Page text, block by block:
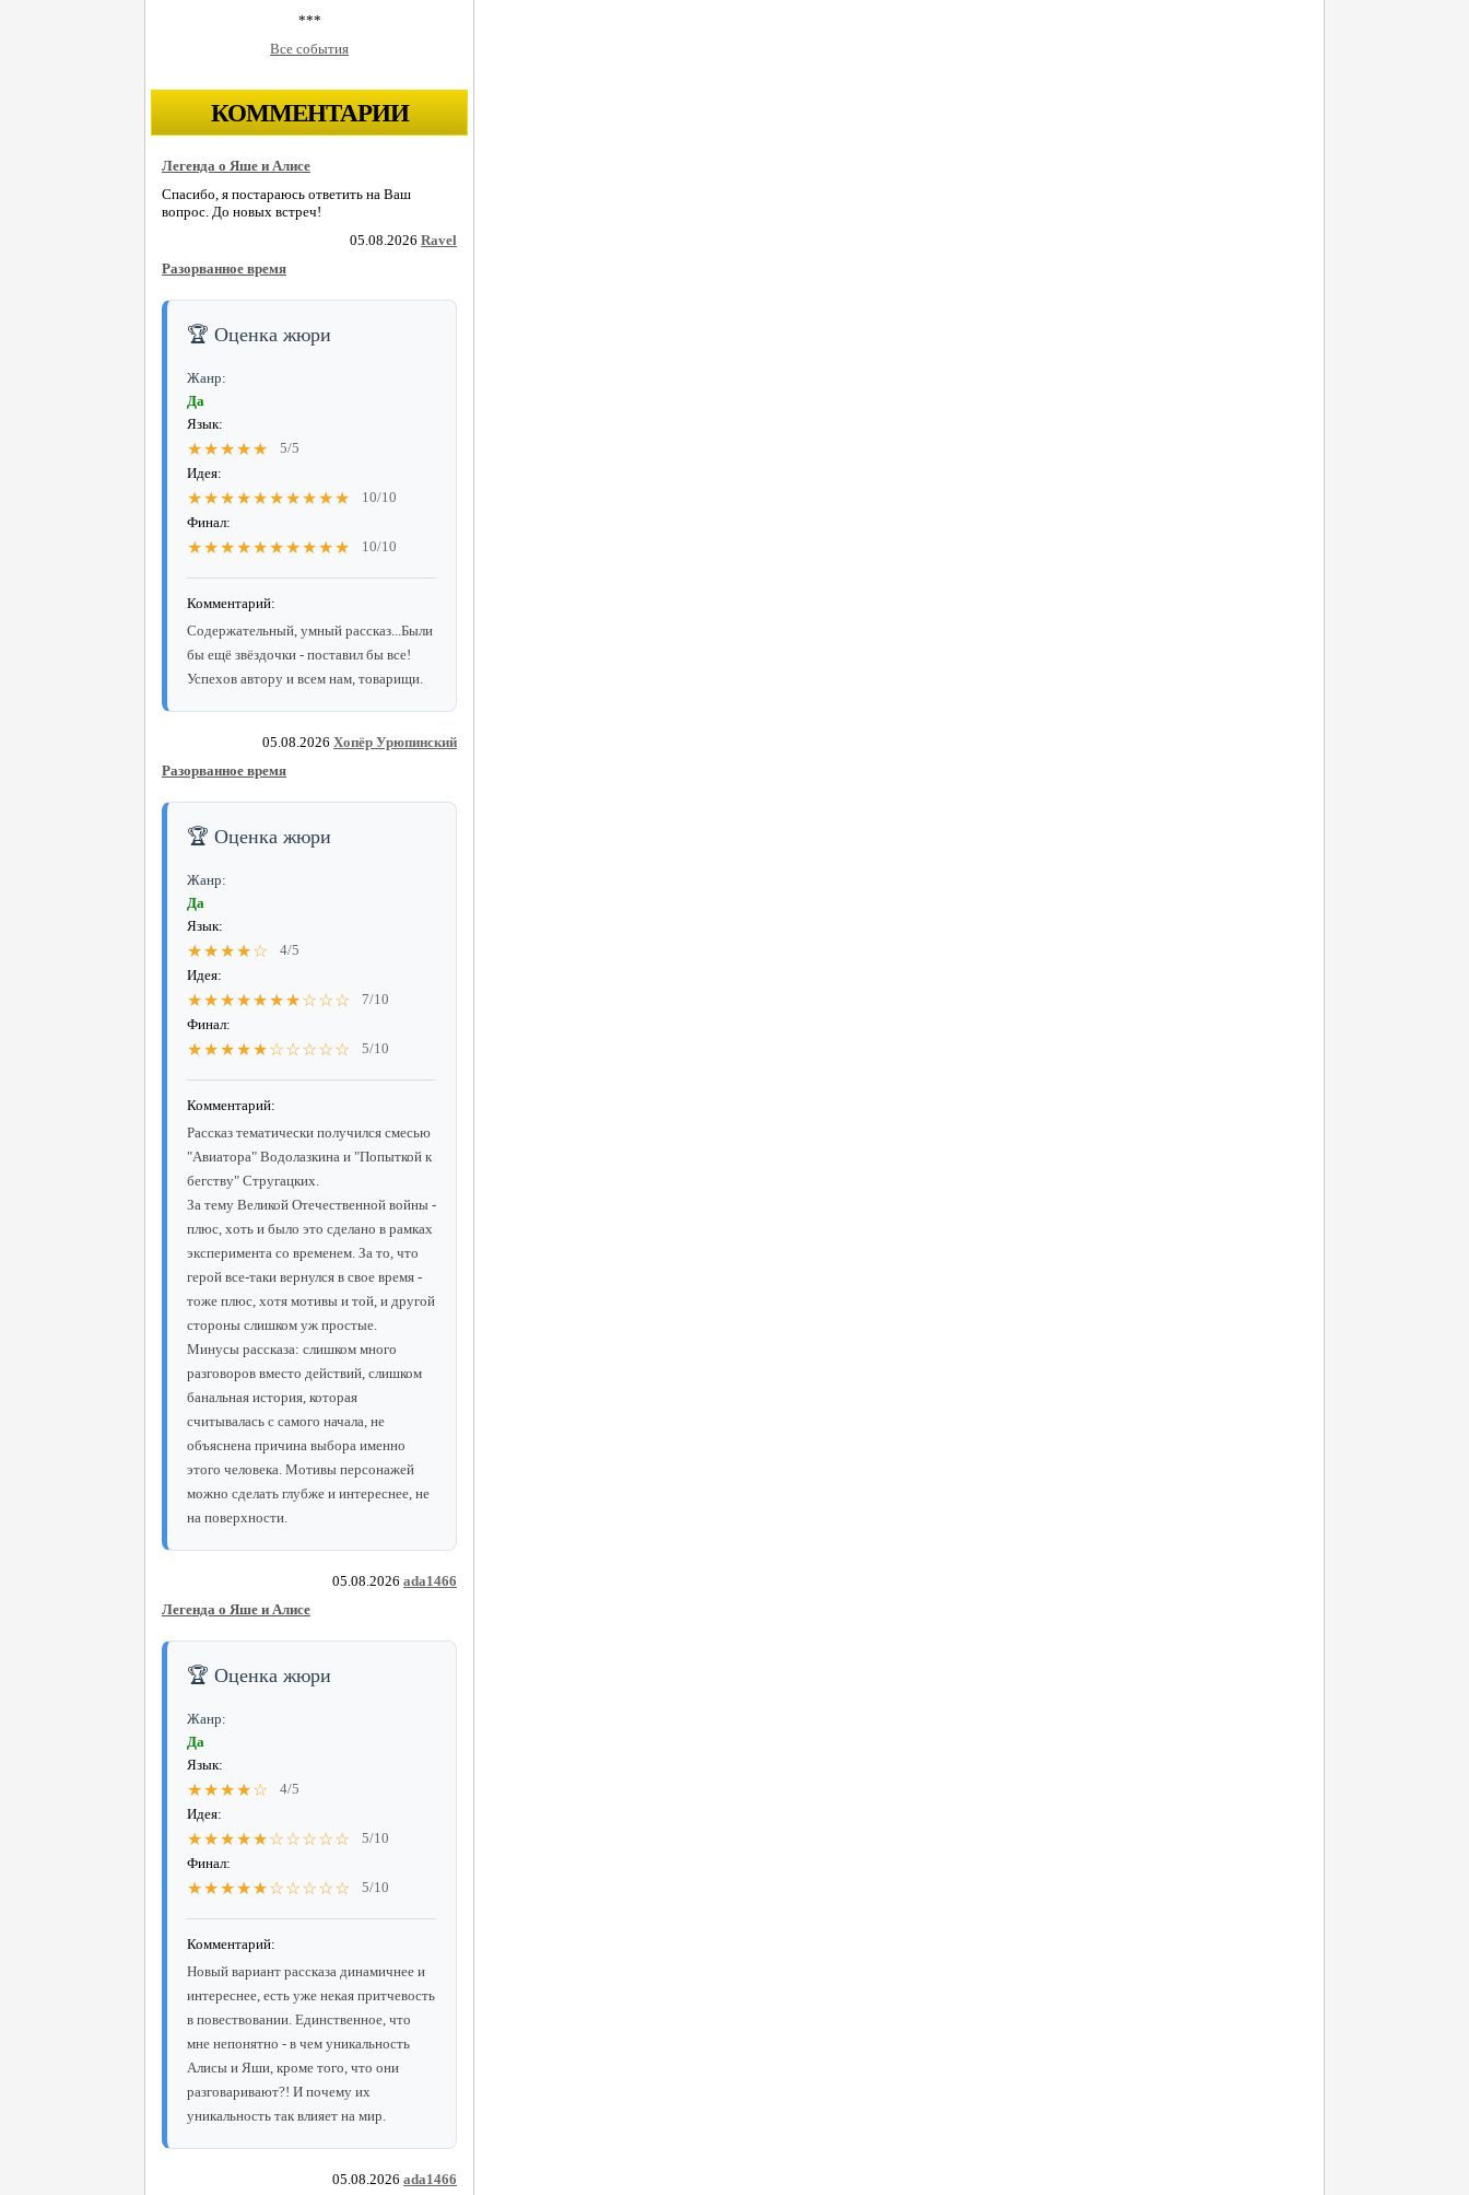
***
Все события
КОММЕНТАРИИ
Легенда о Яше и Алисе
Спасибо, я постараюсь ответить на Ваш
вопрос. До новых встреч!
05.08.2026 Ravel
Разорванное время
🏆 Оценка жюри
Жанр:
Да
Язык:
★★★★★
5/5
Идея:
★★★★★★★★★★
10/10
Финал:
★★★★★★★★★★ 10/10
Комментарий:
Содержательный, умный рассказ...Были
бы ещё звёздочки - поставил бы все!
Успехов автору и всем нам, товарищи.
05.08.2026 Хопёр Урюпинский
Разорванное время
🏆 Оценка жюри
Жанр:
Да
Язык:
★★★★☆
4/5
Идея:
★★★★★★★☆☆☆
7/10
Финал:
★★★★★☆☆☆☆☆ 5/10
Комментарий:
Рассказ тематически получился смесью
"Авиатора" Водолазкина и "Попыткой к
бегству" Стругацких.
За тему Великой Отечественной войны -
плюс, хоть и было это сделано в рамках
эксперимента со временем. За то, что
герой все-таки вернулся в свое время -
тоже плюс, хотя мотивы и той, и другой
стороны слишком уж простые.
Минусы рассказа: слишком много
разговоров вместо действий, слишком
банальная история, которая
считывалась с самого начала, не
объяснена причина выбора именно
этого человека. Мотивы персонажей
можно сделать глубже и интереснее, не
на поверхности.
05.08.2026 ada1466
Легенда о Яше и Алисе
🏆 Оценка жюри
Жанр:
Да
Язык:
★★★★☆
4/5
Идея:
★★★★★☆☆☆☆☆
5/10
Финал:
★★★★★☆☆☆☆☆ 5/10
Комментарий:
Новый вариант рассказа динамичнее и
интереснее, есть уже некая притчевость
в повествовании. Единственное, что
мне непонятно - в чем уникальность
Алисы и Яши, кроме того, что они
разговаривают?! И почему их
уникальность так влияет на мир.
05.08.2026 ada1466